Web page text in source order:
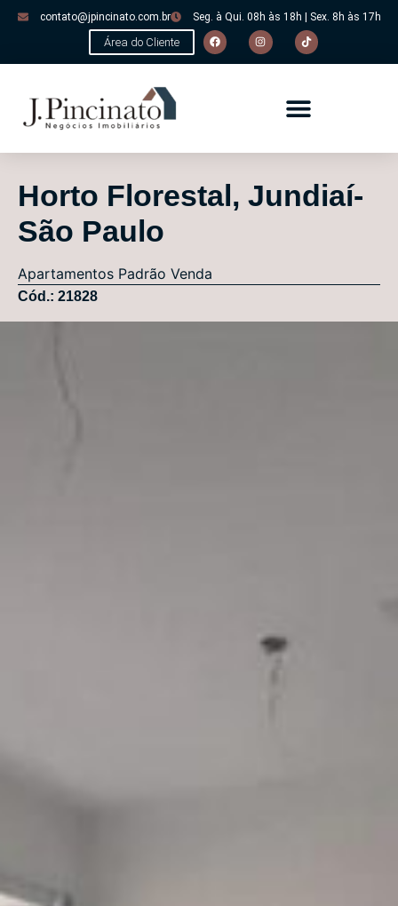
contato@jpincinato.com.br Seg. à Qui. 08h às 18h | Sex. 8h às 17h
Área do Cliente
Horto Florestal, Jundiaí-
São Paulo
Apartamentos Padrão Venda
Cód.: 21828